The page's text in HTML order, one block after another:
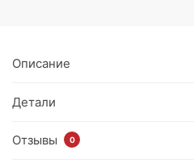
Описание
Детали
Отзывы 0